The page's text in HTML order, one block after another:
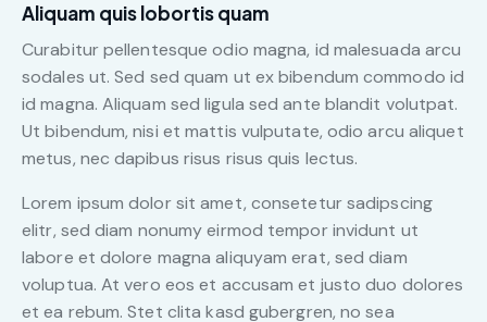
Aliquam quis lobortis quam
Curabitur pellentesque odio magna, id malesuada arcu
sodales ut. Sed sed quam ut ex bibendum commodo id
id magna. Aliquam sed ligula sed ante blandit volutpat.
Ut bibendum, nisi et mattis vulputate, odio arcu aliquet
metus, nec dapibus risus risus quis lectus.
Lorem ipsum dolor sit amet, consetetur sadipscing
elitr, sed diam nonumy eirmod tempor invidunt ut
labore et dolore magna aliquyam erat, sed diam
voluptua. At vero eos et accusam et justo duo dolores
et ea rebum. Stet clita kasd gubergren, no sea